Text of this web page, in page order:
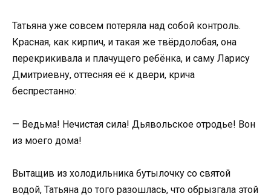
Татьяна уже совсем потеряла над собой контроль.
Красная, как кирпич, и такая же твёрдолобая, она
перекрикивала и плачущего ребёнка, и саму Ларису
Дмитриевну, оттесняя её к двери, крича
беспрестанно:
— Ведьма! Нечистая сила! Дьявольское отродье! Вон
из моего дома!
Вытащив из холодильника бутылочку со святой
водой, Татьяна до того разошлась, что обрызгала этой